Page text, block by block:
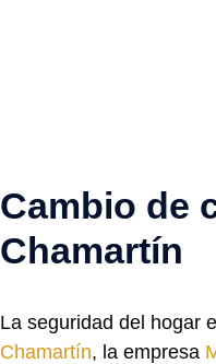
Cambio de
Chamartín
La seguridad del hogar
Chamartín, la empresa